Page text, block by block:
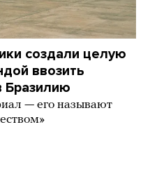
создали целую
ввозить
Бразилию
— его называют